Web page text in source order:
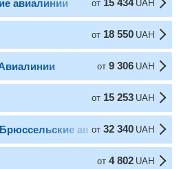
авиалинии от UAH
от 18 550 UAH
от 9 306 UAH
от 15 253 UAH
авиалинии
от 32 340 UAH
от 4 802 UAH